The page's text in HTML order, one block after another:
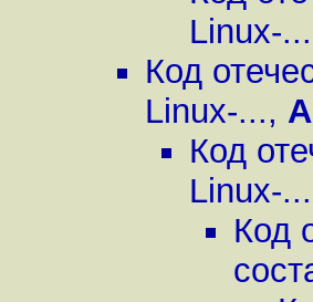
Linux-...
Код
Linux-...,
Код
Linux-...
Код